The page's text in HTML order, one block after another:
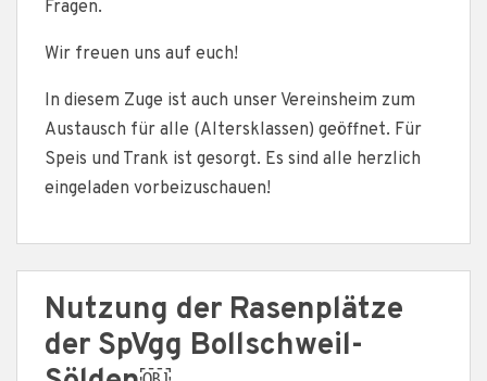
Fragen.
Wir freuen uns auf euch!
In diesem Zuge ist auch unser Vereinsheim zum
Austausch für alle (Altersklassen) geöffnet. Für
Speis und Trank ist gesorgt. Es sind alle herzlich
eingeladen vorbeizuschauen!
Nutzung der Rasenplätze
der SpVgg Bollschweil-